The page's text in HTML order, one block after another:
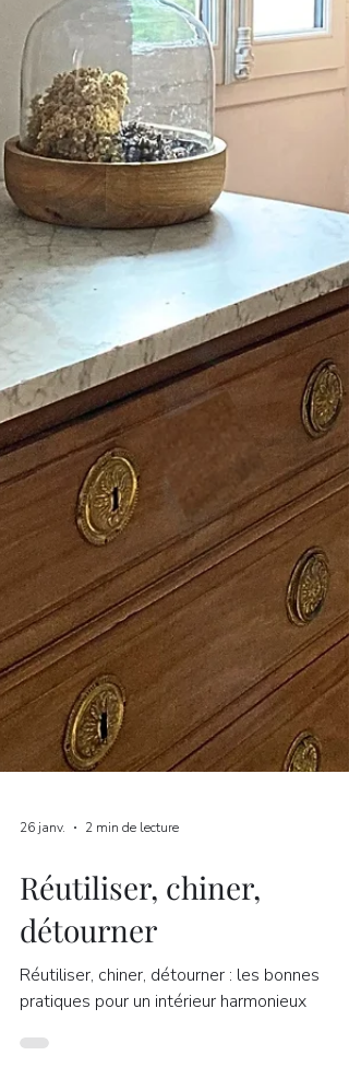
26 janv. 2 min de lecture
Réutiliser, chiner,
détourner
pratiques pour un intérieur harmonieux